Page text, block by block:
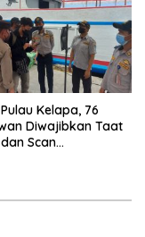
Kelapa, 76
Diwajibkan Taat
Scan